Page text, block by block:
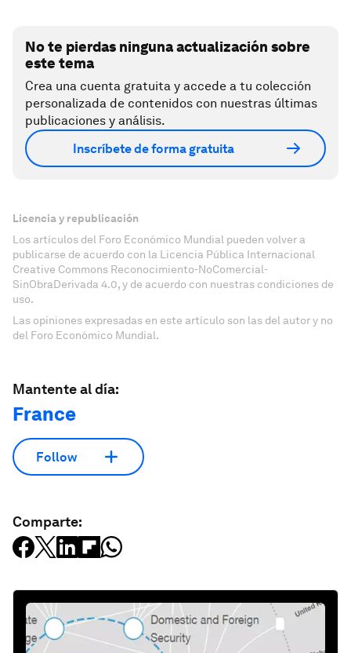
No te pierdas ninguna actualización sobre
este tema
Crea una cuenta gratuita y accede a tu colección
personalizada de contenidos con nuestras últimas
publicaciones y análisis.
Inscríbete de forma gratuita
Licencia y republicación
Los artículos del Foro Económico Mundial pueden volver a
publicarse de acuerdo con la Licencia Pública Internacional
Creative Commons Reconocimiento-NoComercial-
SinObraDerivada 4.0, y de acuerdo con nuestras condiciones de
uso.
Las opiniones expresadas en este artículo son las del autor y no
del Foro Económico Mundial.
Mantente al día:
France
Follow
Comparte: